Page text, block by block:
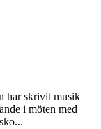
har skrivit musik
i möten med